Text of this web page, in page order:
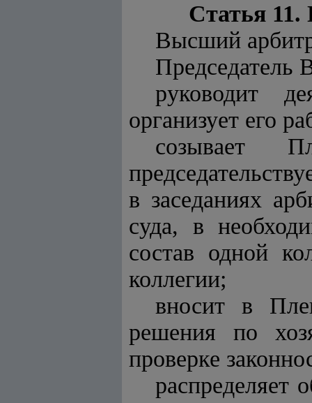
Статья 11.
Высший
Председатель
руководит
организует его
созывает
в заседаниях
суда, в
состав одной
коллегии;
вносит в
решения по
проверке
распределяет